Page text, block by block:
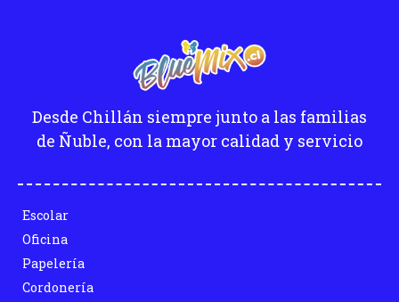
Desde Chillán siempre junto a las familias
de Ñuble, con la mayor calidad y servicio
Escolar
Oficina
Papelería
Cordonería